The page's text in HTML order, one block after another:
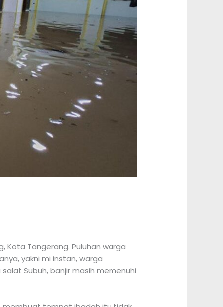
Kota Tangerang. Puluhan warga
yakni mi instan, warga
Subuh, banjir masih memenuhi